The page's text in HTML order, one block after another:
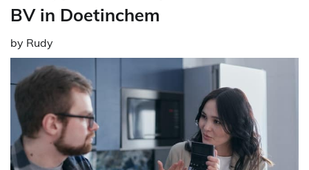
BV in Doetinchem
by Rudy